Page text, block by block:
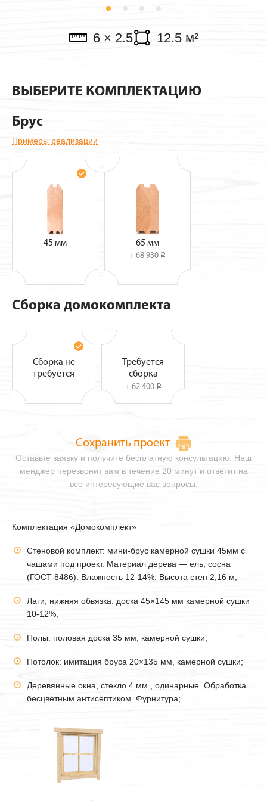
6 × 2.5 12.5 м²
ВЫБЕРИТЕ КОМПЛЕКТАЦИЮ
Брус
Примеры реализации
45 мм 65 мм
+ 68 930 i
Сборка домокомплекта
Сборка не
требуется
Требуется
сборка
+ 62 400 i
Оставьте заявку и получите бесплатную консультацию. Наш
менджер перезвонит вам в течение 20 минут и ответит на
все интересующие вас вопросы.
Сохранить проект
Комплектация «Домокомплект»
Стеновой комплект: мини-брус камерной сушки 45мм с
чашами под проект. Материал дерева — ель, сосна
(ГОСТ 8486). Влажность 12-14%. Высота стен 2,16 м;
Лаги, нижняя обвязка: доска 45×145 мм камерной сушки
10-12%;
Полы: половая доска 35 мм, камерной сушки;
Потолок: имитация бруса 20×135 мм, камерной сушки;
Деревянные окна, стекло 4 мм., одинарные. Обработка
бесцветным антисептиком. Фурнитура;